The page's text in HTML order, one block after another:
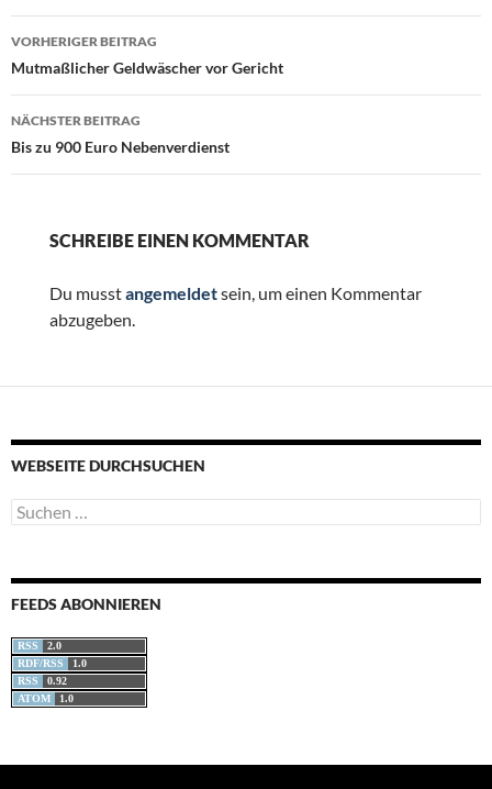
Beitragsnavigation
VORHERIGER BEITRAG
Mutmaßlicher Geldwäscher vor Gericht
NÄCHSTER BEITRAG
Bis zu 900 Euro Nebenverdienst
SCHREIBE EINEN KOMMENTAR
Du musstangemeldetsein, um einen Kommentar
abzugeben.
WEBSEITE DURCHSUCHEN
Suchen
nach:
FEEDS ABONNIEREN
RSS
2.0
RDF/RSS
1.0
RSS
0.92
ATOM
1.0